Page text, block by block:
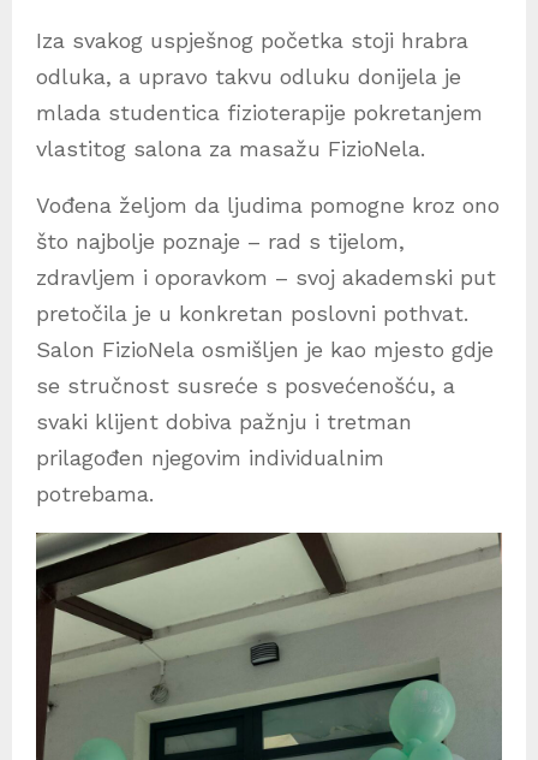
Iza svakog uspješnog početka stoji hrabra
odluka, a upravo takvu odluku donijela je
mlada studentica fizioterapije pokretanjem
vlastitog salona za masažu FizioNela.
Vođena željom da ljudima pomogne kroz ono
što najbolje poznaje – rad s tijelom,
zdravljem i oporavkom – svoj akademski put
pretočila je u konkretan poslovni pothvat.
Salon FizioNela osmišljen je kao mjesto gdje
se stručnost susreće s posvećenošću, a
svaki klijent dobiva pažnju i tretman
prilagođen njegovim individualnim
potrebama.